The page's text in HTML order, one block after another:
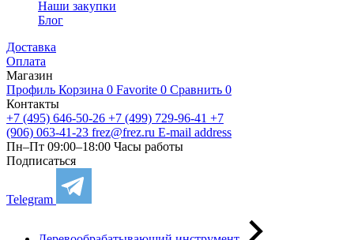
Наши закупки
Блог
Доставка
Оплата
Магазин
Профиль Корзина 0 Favorite 0 Сравнить 0
Контакты
+7 (495) 646-50-26 +7 (499) 729-96-41 +7
(906) 063-41-23 frez@frez.ru E-mail address
Пн–Пт 09:00–18:00 Часы работы
Подписаться
Telegram